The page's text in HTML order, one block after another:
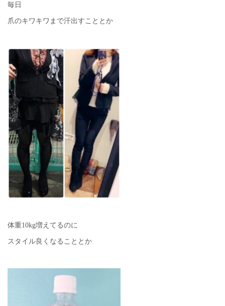
毎日
爪のキワキワまで汗出すこととか
体重10kg増えてるのに
スタイル良くなることとか